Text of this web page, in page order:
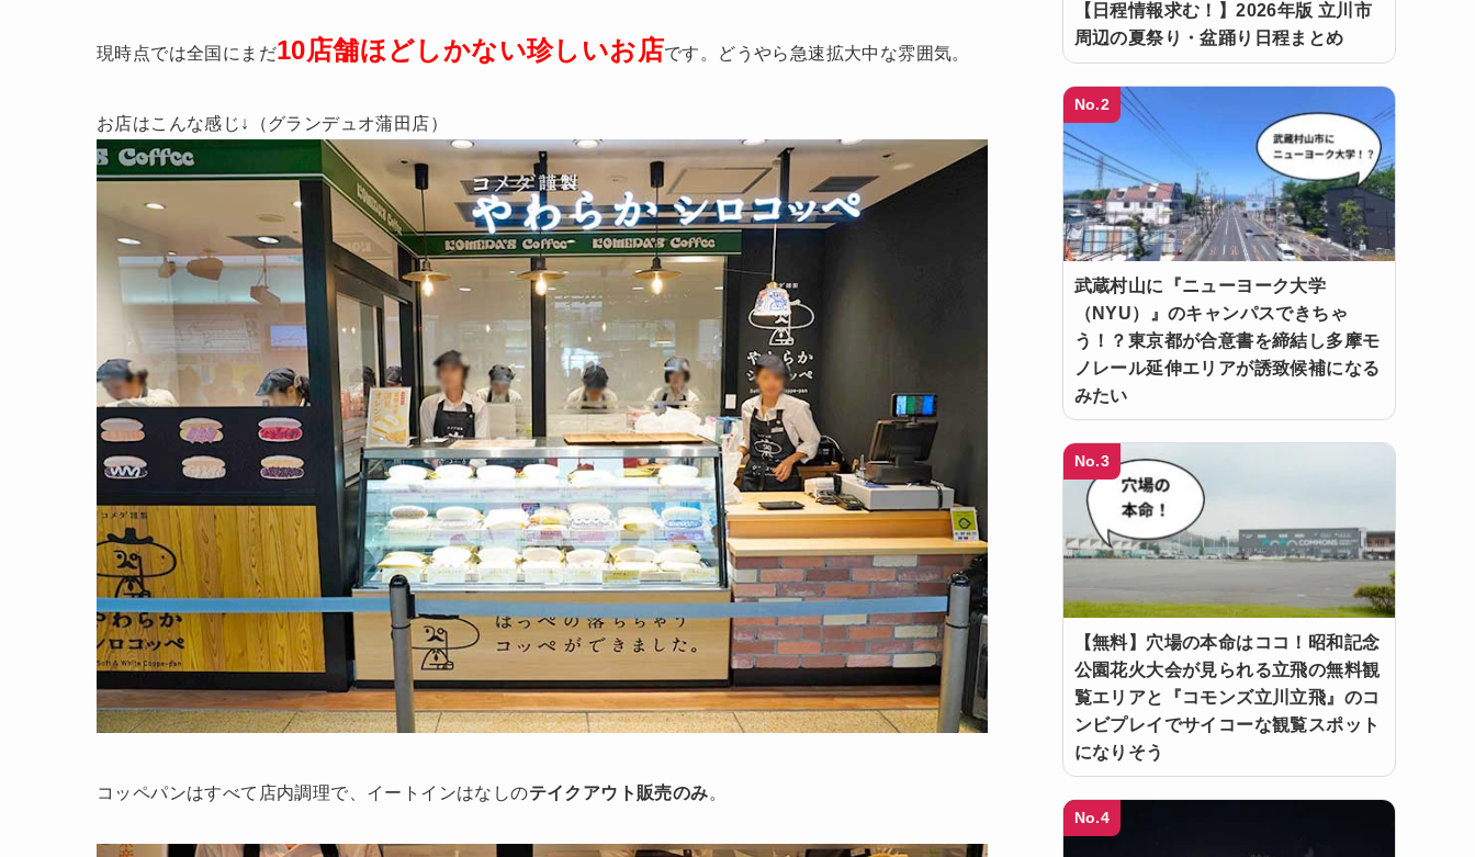
現時点では全国にまだ10店舗ほどしかない珍しいお店です。どうやら急速拡大中な雰囲気。
お店はこんな感じ↓（グランデュオ蒲田店）
コッペパンはすべて店内調理で、イートインはなしのテイクアウト販売のみ。
【日程情報求む！】2026年版 立川市
周辺の夏祭り・盆踊り日程まとめ
No.2
武蔵村山に『ニューヨーク大学
（NYU）』のキャンパスできちゃ
う！？東京都が合意書を締結し多摩モ
ノレール延伸エリアが誘致候補になる
みたい
No.3
【無料】穴場の本命はココ！昭和記念
公園花火大会が見られる立飛の無料観
覧エリアと『コモンズ立川立飛』のコ
ンビプレイでサイコーな観覧スポット
になりそう
No.4